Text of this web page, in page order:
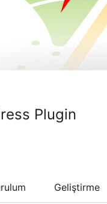
Plugin
Geliştirme